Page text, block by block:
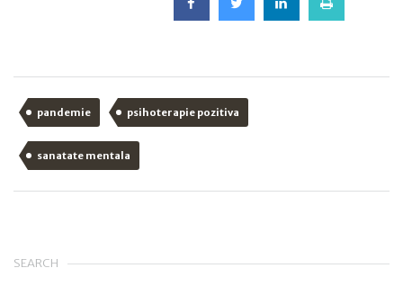
pandemie psihoterapie pozitiva
sanatate mentala
SEARCH